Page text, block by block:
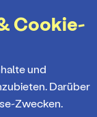
MENÜ
Cookie-
und
Darüber
Zwecken.